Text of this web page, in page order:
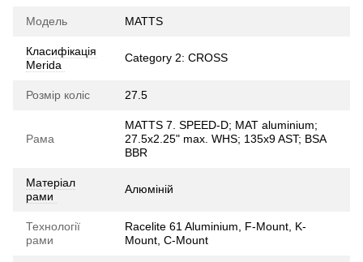
Модель MATTS
Класифікація
Merida
Category 2: CROSS
Розмір коліс 27.5
Рама
MATTS 7. SPEED-D; MAT aluminium;
27.5x2.25" max. WHS; 135x9 AST; BSA
BBR
Матеріал
рами
Алюміній
Технології
рами
Racelite 61 Aluminium, F-Mount, K-
Mount, C-Mount